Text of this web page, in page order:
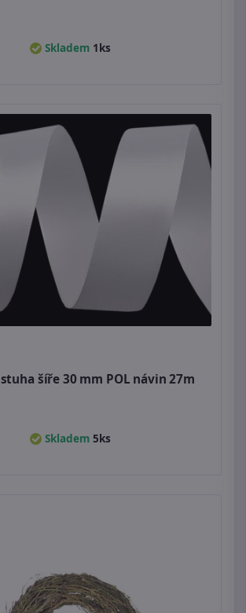
Skladem 1ks
šíře 30 mm POL návin 27m
Skladem 5ks